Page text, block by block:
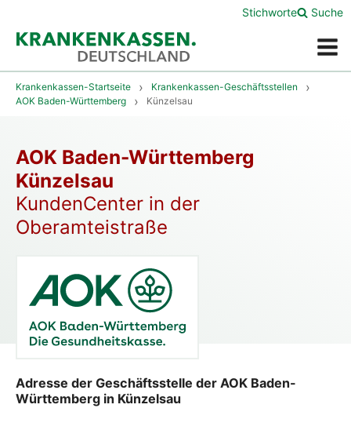
Menü
Stichworte Suche
Krankenkassen-Startseite
Krankenkassen-Geschäftsstellen
AOK Baden-Württemberg
Künzelsau
AOK Baden-Württemberg
Künzelsau
KundenCenter in der
Oberamteistraße
Adresse der Geschäftsstelle der AOK Baden-
Württemberg in Künzelsau